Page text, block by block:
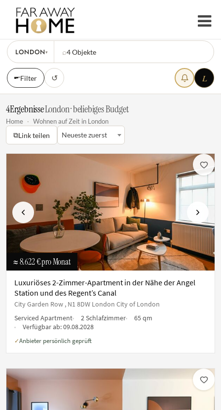
LONDON▾ ⌕4Objekte
Filter ↺ L
4Ergebnisse·London · beliebiges Budget
Home · Wohnen auf Zeit in London
⧉Link teilen Neueste zuerst
Vorherige Nächste
≈ 8.622 €pro Monat
Luxuriöses 2-Zimmer-Apartment in der Nähe der Angel
Station und des Regent’s Canal
City Garden Row , N1 8DW London City of London
Serviced Apartment
2 Schlafzimmer
65 qm
Verfügbar ab:09.08.2028
✓Anbieter persönlich geprüft